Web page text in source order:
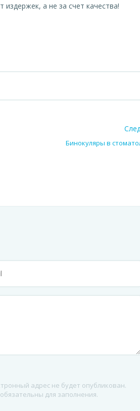
а не за счет качества!
Бинокуляры в
адрес не будет опубликован.
для заполнения.